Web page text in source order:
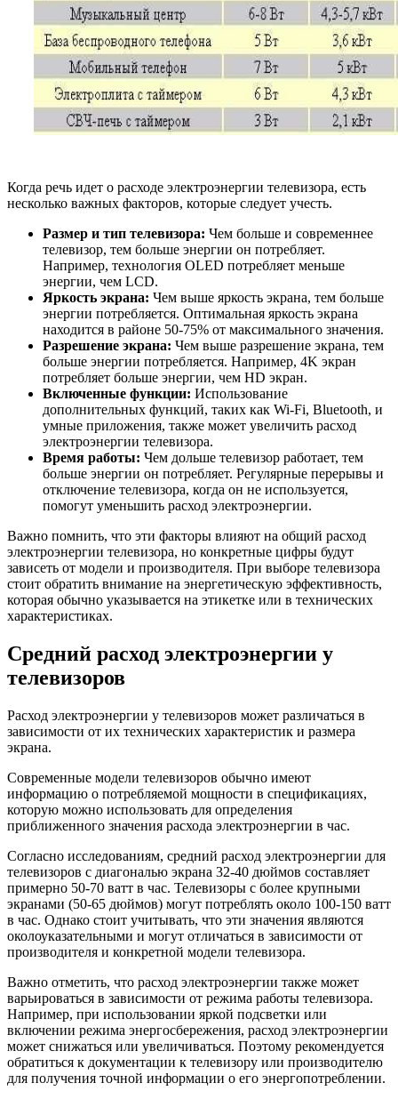
Когда речь идет о расходе электроэнергии телевизора, есть
несколько важных факторов, которые следует учесть.
Размер и тип телевизора: Чем больше и современнее
телевизор, тем больше энергии он потребляет.
Например, технология OLED потребляет меньше
энергии, чем LCD.
Яркость экрана: Чем выше яркость экрана, тем больше
энергии потребляется. Оптимальная яркость экрана
находится в районе 50-75% от максимального значения.
Разрешение экрана: Чем выше разрешение экрана, тем
больше энергии потребляется. Например, 4K экран
потребляет больше энергии, чем HD экран.
Включенные функции: Использование
дополнительных функций, таких как Wi-Fi, Bluetooth, и
умные приложения, также может увеличить расход
электроэнергии телевизора.
Время работы: Чем дольше телевизор работает, тем
больше энергии он потребляет. Регулярные перерывы и
отключение телевизора, когда он не используется,
помогут уменьшить расход электроэнергии.
Важно помнить, что эти факторы влияют на общий расход
электроэнергии телевизора, но конкретные цифры будут
зависеть от модели и производителя. При выборе телевизора
стоит обратить внимание на энергетическую эффективность,
которая обычно указывается на этикетке или в технических
характеристиках.
Средний расход электроэнергии у
телевизоров
Расход электроэнергии у телевизоров может различаться в
зависимости от их технических характеристик и размера
экрана.
Современные модели телевизоров обычно имеют
информацию о потребляемой мощности в спецификациях,
которую можно использовать для определения
приближенного значения расхода электроэнергии в час.
Согласно исследованиям, средний расход электроэнергии для
телевизоров с диагональю экрана 32-40 дюймов составляет
примерно 50-70 ватт в час. Телевизоры с более крупными
экранами (50-65 дюймов) могут потреблять около 100-150 ватт
в час. Однако стоит учитывать, что эти значения являются
околоуказательными и могут отличаться в зависимости от
производителя и конкретной модели телевизора.
Важно отметить, что расход электроэнергии также может
варьироваться в зависимости от режима работы телевизора.
Например, при использовании яркой подсветки или
включении режима энергосбережения, расход электроэнергии
может снижаться или увеличиваться. Поэтому рекомендуется
обратиться к документации к телевизору или производителю
для получения точной информации о его энергопотреблении.